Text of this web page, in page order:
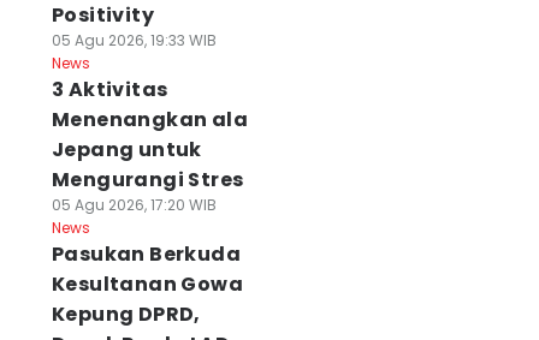
Positivity
05 Agu 2026, 19:33 WIB
News
3 Aktivitas
Menenangkan ala
Jepang untuk
Mengurangi Stres
05 Agu 2026, 17:20 WIB
News
Pasukan Berkuda
Kesultanan Gowa
Kepung DPRD,